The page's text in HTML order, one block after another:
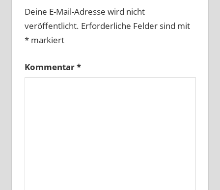
Deine E-Mail-Adresse wird nicht
veröffentlicht. Erforderliche Felder sind mit
*markiert
Kommentar*